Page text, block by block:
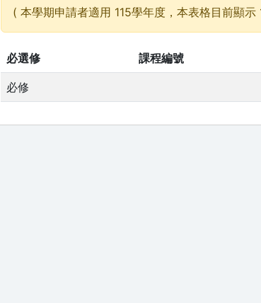
( 本學期申請者適用 115學年度，本表格目前顯示
必選修 課程編號
必修